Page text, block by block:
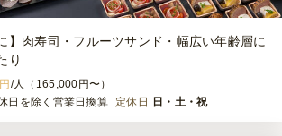
】肉寿司・フルーツサンド・幅広い年齢層に
り
円 /人（165,000円〜）
日を除く営業日換算 定休日 日・土・祝